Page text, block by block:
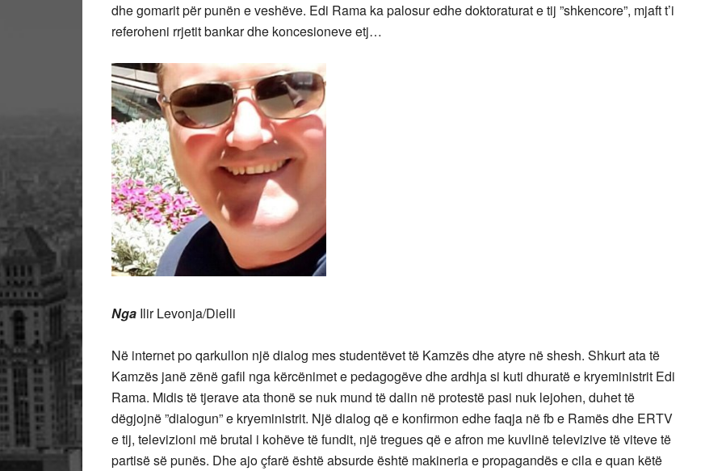
dhe gomarit për punën e veshëve. Edi Rama ka palosur edhe doktoraturat e tij ”shkencore”, mjaft t’i
referoheni rrjetit bankar dhe koncesioneve etj…
Nga Ilir Levonja/Dielli
Në internet po qarkullon një dialog mes studentëvet të Kamzës dhe atyre në shesh. Shkurt ata të
Kamzës janë zënë gafil nga kërcënimet e pedagogëve dhe ardhja si kuti dhuratë e kryeministrit Edi
Rama. Midis të tjerave ata thonë se nuk mund të dalin në protestë pasi nuk lejohen, duhet të
dëgjojnë ”dialogun” e kryeministrit. Një dialog që e konfirmon edhe faqja në fb e Ramës dhe ERTV
e tij, televizioni më brutal i kohëve të fundit, një tregues që e afron me kuvlinë televizive të viteve të
partisë së punës. Dhe ajo çfarë është absurde është makineria e propagandës e cila e quan këtë